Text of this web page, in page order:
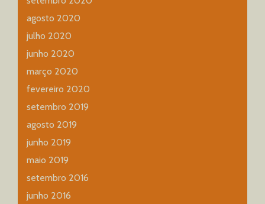
agosto 2020
julho 2020
junho 2020
março 2020
fevereiro 2020
setembro 2019
agosto 2019
junho 2019
maio 2019
setembro 2016
junho 2016